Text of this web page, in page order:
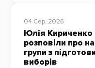
04 Сер, 2026
Юлія Кириченко
розповіли про
групи з
виборів